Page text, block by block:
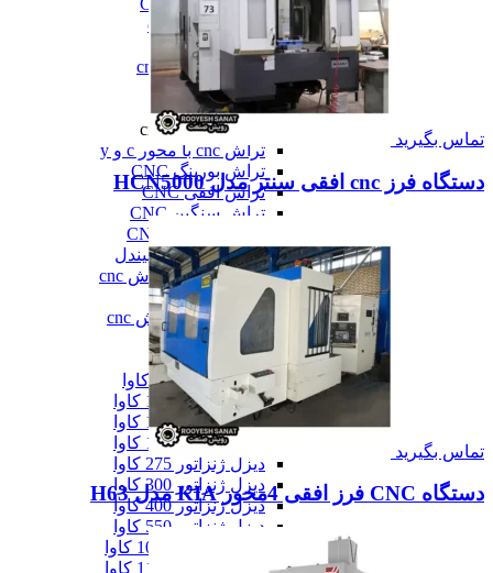
فرز معمولی cnc
فرز میل ترن
فرز مینیاتوری cnc
همه فرز cnc
دستگاه تراش cnc
دستگاه تراش cnc
تراش cnc با محور c و y
تراش بورینگ CNC
تراش افقی CNC
تراش سنگین CNC
تراش مولتی اسپیندل
دستگاه طول تراش cnc
سری تراش cnc
همه دستگاه تراش cnc
دیزل ژنراتور
دیزل ژنراتور
دیزل ژنراتور 62 کاوا
دیزل ژنزاتور 100 کاوا
دیزل ژنراتور 125 کاوا
دیزل ژنراتور 187 کاوا
دیزل ژنزاتور 275 کاوا
دیزل ژنزاتور 300 کاوا
دیزل ژنزاتور 400 کاوا
دیزل ژنزاتور 550 کاوا
تماس بگیرید
دستگاه فرز cnc افقی سنتر مدل HCN5000
تماس بگیرید
دستگاه CNC فرز افقی 4محور KIA مدل H63